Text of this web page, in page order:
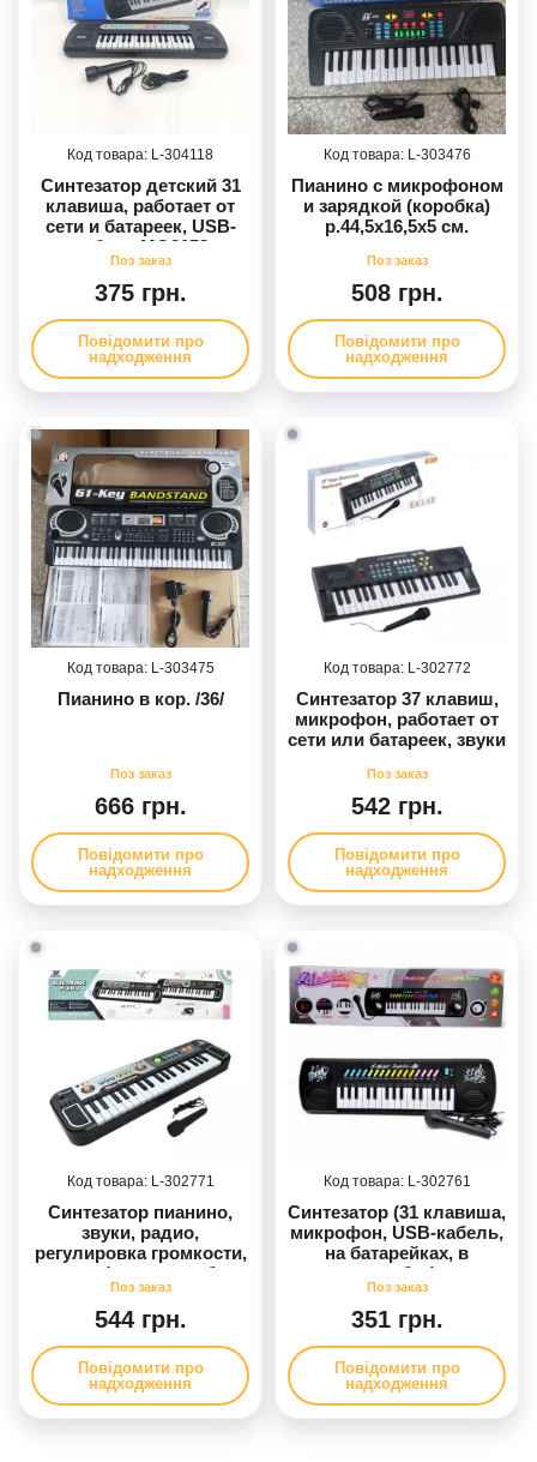
304118
Синтезатор детский 31
клавиша, работает от
сети и батареек, USB-
кабель MQ3158
375 грн.
Повідомити про
надходження
303476
Пианино с микрофоном
и зарядкой (коробка)
р.44,5х16,5х5 см.
508 грн.
Повідомити про
надходження
303475
Пианино в кор. /36/
666 грн.
Повідомити про
надходження
302772
Синтезатор 37 клавиш,
микрофон, работает от
сети или батареек, звуки
музыкальных
инструментов, мелодии,
регулировка громкости,
функция записи, в
коробке
542 грн.
Повідомити про
надходження
302771
Синтезатор пианино,
звуки, радио,
регулировка громкости,
микрофон, в коробке
544 грн.
Повідомити про
надходження
302761
Синтезатор (31 клавиша,
микрофон, USB-кабель,
на батарейках, в
коробке)
351 грн.
Повідомити про
надходження